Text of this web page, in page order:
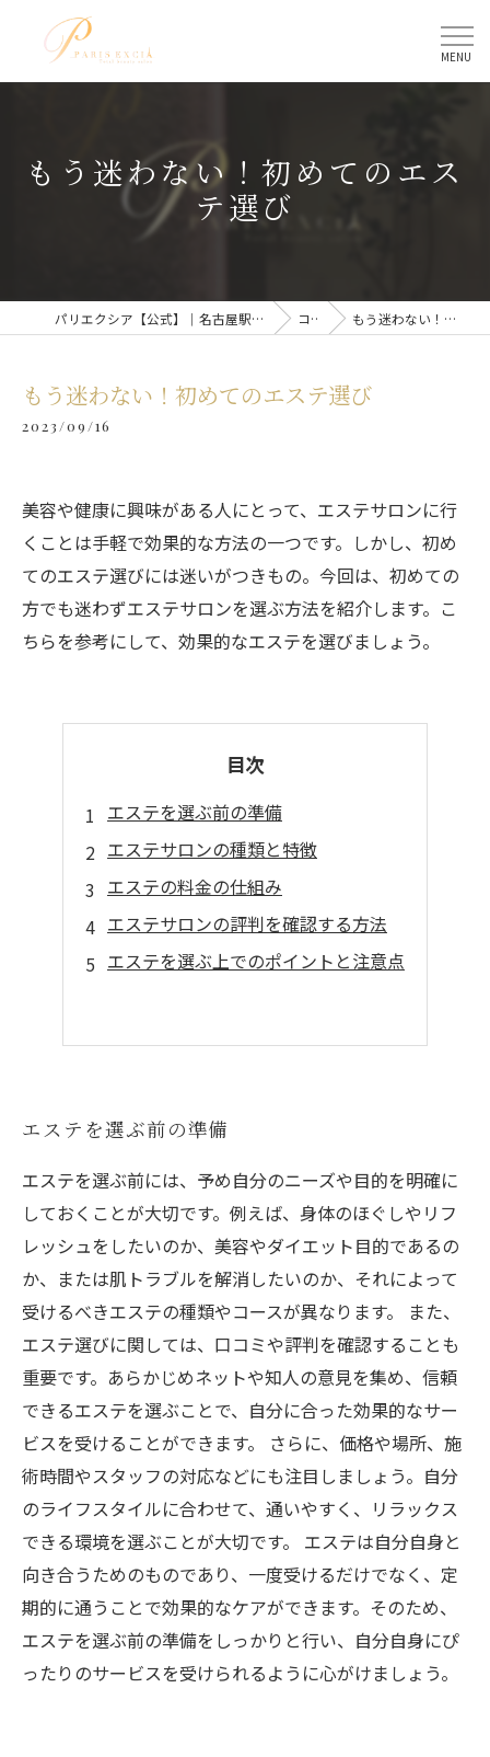
もう迷わない！初めてのエス
テ選び
パリエクシア【公式】｜名古屋駅のトータルビューティーサロン コラム もう迷わない！初めてのエステ選び
もう迷わない！初めてのエステ選び
2023/09/16
美容や健康に興味がある人にとって、エステサロンに行
くことは手軽で効果的な方法の一つです。しかし、初め
てのエステ選びには迷いがつきもの。今回は、初めての
方でも迷わずエステサロンを選ぶ方法を紹介します。こ
ちらを参考にして、効果的なエステを選びましょう。
目次
エステを選ぶ前の準備
エステサロンの種類と特徴
エステの料金の仕組み
エステサロンの評判を確認する方法
エステを選ぶ上でのポイントと注意点
エステを選ぶ前の準備
エステを選ぶ前には、予め自分のニーズや目的を明確に
しておくことが大切です。例えば、身体のほぐしやリフ
レッシュをしたいのか、美容やダイエット目的であるの
か、または肌トラブルを解消したいのか、それによって
受けるべきエステの種類やコースが異なります。 また、
エステ選びに関しては、口コミや評判を確認することも
重要です。あらかじめネットや知人の意見を集め、信頼
できるエステを選ぶことで、自分に合った効果的なサー
ビスを受けることができます。 さらに、価格や場所、施
術時間やスタッフの対応などにも注目しましょう。自分
のライフスタイルに合わせて、通いやすく、リラックス
できる環境を選ぶことが大切です。 エステは自分自身と
向き合うためのものであり、一度受けるだけでなく、定
期的に通うことで効果的なケアができます。そのため、
エステを選ぶ前の準備をしっかりと行い、自分自身にぴ
ったりのサービスを受けられるように心がけましょう。